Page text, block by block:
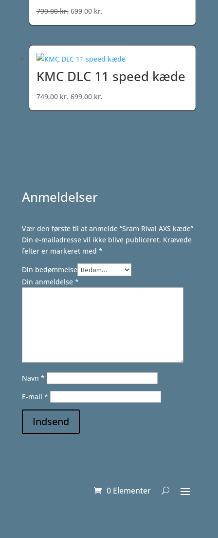
799,00kr. Den
oprindelige
799,00 kr..
699,00 kr.Den
aktuelle
699,00 kr..
KMC DLC 11 speed kæde
749,00kr. Den
oprindelige
699,00 kr.Den
aktuelle
Anmeldelser
Vær den første til at anmelde “Sram Rival AXS kæde”
Din e-mailadresse vil ikke blive publiceret. Krævede
felter er markeret med *
Din bedømmelse
Din anmeldelse *
Navn *
E-mail *
Indsend
0 Elementer